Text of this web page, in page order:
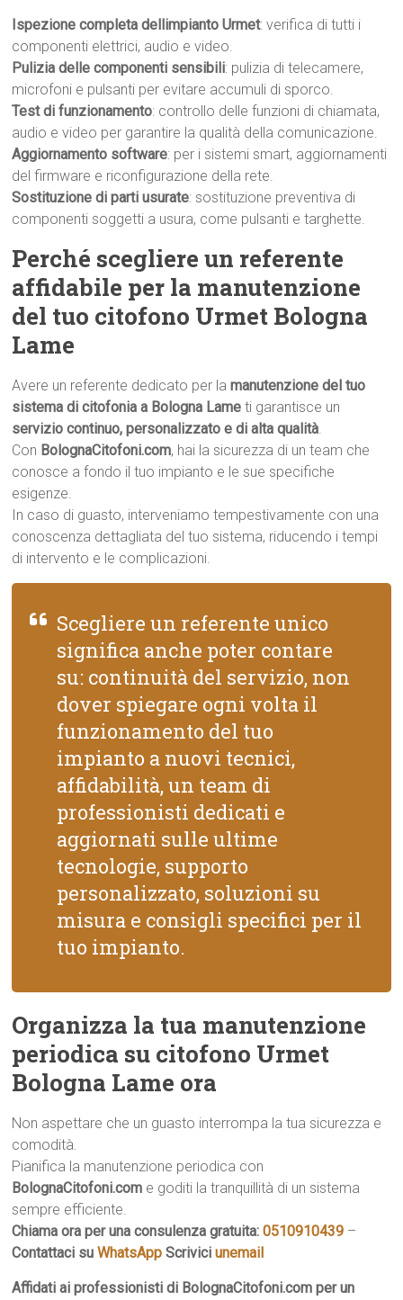
Ispezione completa dellimpianto Urmet: verifica di tutti i
componenti elettrici, audio e video.
Pulizia delle componenti sensibili: pulizia di telecamere,
microfoni e pulsanti per evitare accumuli di sporco.
Test di funzionamento: controllo delle funzioni di chiamata,
audio e video per garantire la qualità della comunicazione.
Aggiornamento software: per i sistemi smart, aggiornamenti
del firmware e riconfigurazione della rete.
Sostituzione di parti usurate: sostituzione preventiva di
componenti soggetti a usura, come pulsanti e targhette.
Perché scegliere un referente
affidabile per la manutenzione
del tuo citofono Urmet Bologna
Lame
Avere un referente dedicato per lamanutenzione del tuo
sistema di citofonia a Bologna Lame ti garantisce un
servizio continuo, personalizzato e di alta qualità.
Con BolognaCitofoni.com, hai la sicurezza di un team che
conosce a fondo il tuo impianto e le sue specifiche
esigenze.
In caso di guasto, interveniamo tempestivamente con una
conoscenza dettagliata del tuo sistema, riducendo i tempi
di intervento e le complicazioni.
Scegliere un referente unico
significa anche poter contare
su: continuità del servizio, non
dover spiegare ogni volta il
funzionamento del tuo
impianto a nuovi tecnici,
affidabilità, un team di
professionisti dedicati e
aggiornati sulle ultime
tecnologie, supporto
personalizzato, soluzioni su
misura e consigli specifici per il
tuo impianto.
Organizza la tua manutenzione
periodica su citofono Urmet
Bologna Lame ora
Non aspettare che un guasto interrompa la tua sicurezza e
comodità.
Pianifica la manutenzione periodica con
BolognaCitofoni.com e goditi la tranquillità di un sistema
sempre efficiente.
Chiama ora per una consulenza gratuita:0510910439 –
Contattaci suWhatsApp Scriviciunemail
Affidati ai professionisti di BolognaCitofoni.com per un